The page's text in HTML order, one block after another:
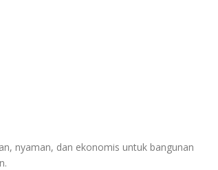
nyaman, dan ekonomis untuk bangunan